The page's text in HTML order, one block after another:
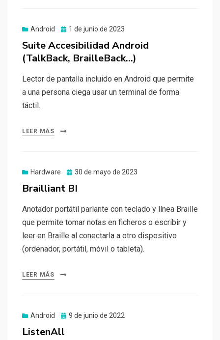
Android
Publicado
1 de junio de 2023
Suite Accesibilidad Android
(TalkBack, BrailleBack…)
Lector de pantalla incluido en Android que permite
a una persona ciega usar un terminal de forma
táctil.
LEER MÁS
Hardware
Publicado
30 de mayo de 2023
Brailliant BI
Anotador portátil parlante con teclado y línea Braille
que permite tomar notas en ficheros o escribir y
leer en Braille al conectarla a otro dispositivo
(ordenador, portátil, móvil o tableta).
LEER MÁS
Android
Publicado
9 de junio de 2022
ListenAll